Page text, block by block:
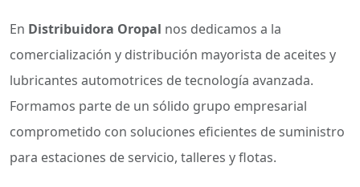
En Distribuidora Oropal nos dedicamos a la
comercialización y distribución mayorista de aceites y
lubricantes automotrices de tecnología avanzada.
Formamos parte de un sólido grupo empresarial
comprometido con soluciones eficientes de suministro
para estaciones de servicio, talleres y flotas.